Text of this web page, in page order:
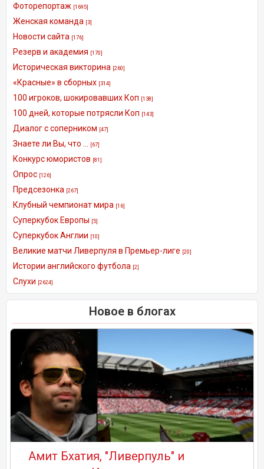
Фоторепортаж [1695]
Женская команда [3]
Новости сайта [176]
Резерв и академия [170]
Историческая викторина [260]
«Красные» в сборных [314]
100 игроков, шокировавших Коп [138]
100 дней, которые потрясли Коп [143]
Диалог с соперником [47]
Знаете ли Вы, что ... [67]
Конкурс юмористов [81]
Опрос [126]
Предсезонка [267]
Клубный чемпионат мира [16]
Суперкубок Европы [5]
Суперкубок Англии [10]
Великие матчи Ливерпуля в Премьер-лиге [20]
Истории английского футбола [2]
Слухи [2624]
Новое в блогах
Амит Бхатия, "Ливерпуль" и